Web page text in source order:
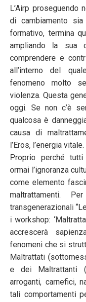
L’Airp proseguendo
di cambiamento sia
formativo, termina
ampliando la sua
comprendere e
all’interno del
fenomeno molto
violenza. Questa
oggi. Se non c’è
qualcosa è
causa di
l’Eros, l’energia vitale.
Proprio perché
ormai l’ignoranza
come elemento
maltrattamenti.
transgenerazionali
i workshop:
accrescerà
fenomeni che si
Maltrattati
e dei Maltrattanti
arroganti, carnefici,
tali comportamenti